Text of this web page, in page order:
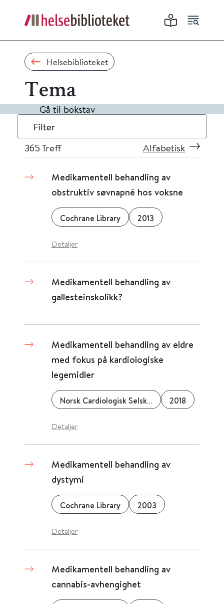
Helsebiblioteket
Tema
Gå til bokstav
Filter
365 Treff Alfabetisk
Medikamentell behandling av
obstruktiv søvnapné hos voksne
Cochrane Library 2013
Detaljer
Medikamentell behandling av
gallesteinskolikk?
Medikamentell behandling av eldre
med fokus på kardiologiske
legemidler
Norsk Cardiologisk Selskap 2018
Detaljer
Medikamentell behandling av
dystymi
Cochrane Library 2003
Detaljer
Medikamentell behandling av
cannabis-avhengighet